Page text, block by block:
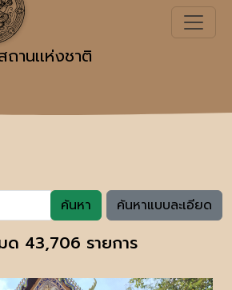
นเเห่งชาติ
ค้นหา ค้นหาแบบละเอียด
ด 43,706 รายการ